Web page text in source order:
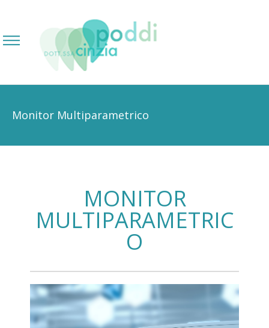
Monitor Multiparametrico
MONITOR
MULTIPARAMETRIC
O